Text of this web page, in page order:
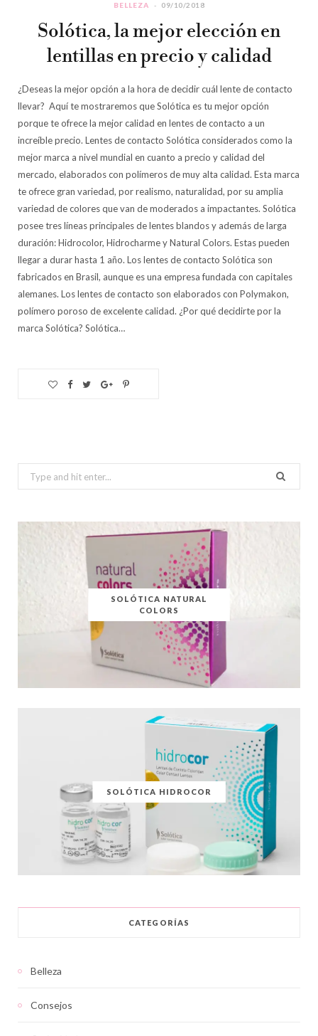
BELLEZA 09/10/2018
Solótica, la mejor elección en
lentillas en precio y calidad
¿Deseas la mejor opción a la hora de decidir cuál lente de contacto
llevar? Aquí te mostraremos que Solótica es tu mejor opción
porque te ofrece la mejor calidad en lentes de contacto a un
increíble precio. Lentes de contacto Solótica considerados como la
mejor marca a nivel mundial en cuanto a precio y calidad del
mercado, elaborados con polímeros de muy alta calidad. Esta marca
te ofrece gran variedad, por realismo, naturalidad, por su amplia
variedad de colores que van de moderados a impactantes. Solótica
posee tres líneas principales de lentes blandos y además de larga
duración: Hidrocolor, Hidrocharme y Natural Colors. Estas pueden
llegar a durar hasta 1 año. Los lentes de contacto Solótica son
fabricados en Brasil, aunque es una empresa fundada con capitales
alemanes. Los lentes de contacto son elaborados con Polymakon,
polímero poroso de excelente calidad. ¿Por qué decidirte por la
marca Solótica? Solótica…
Search
for:
SOLÓTICA NATURAL
COLORS
SOLÓTICA HIDROCOR
CATEGORÍAS
Belleza
Consejos